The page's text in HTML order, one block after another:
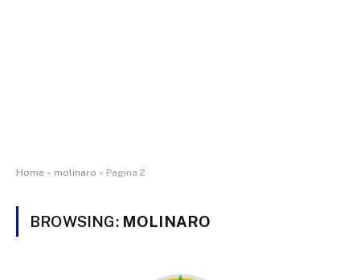
Home » molinaro » Pagina 2
BROWSING: MOLINARO